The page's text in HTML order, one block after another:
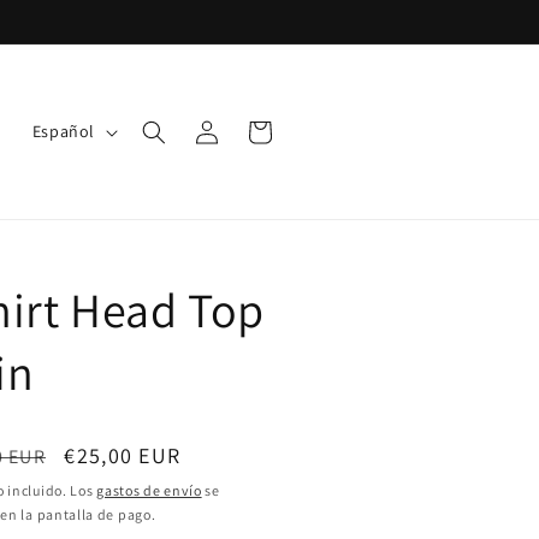
a
Español
sesión
Carrito
Head Top
EUR
Precio
de
oferta
€25,00 EUR
incluido. Los gastos de envío se
la pantalla de pago.